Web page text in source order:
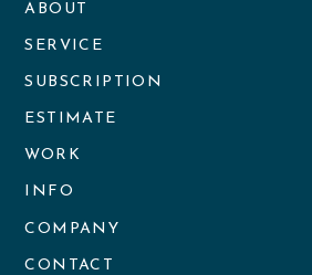
ABOUT
SERVICE
SUBSCRIPTION
ESTIMATE
WORK
INFO
COMPANY
CONTACT